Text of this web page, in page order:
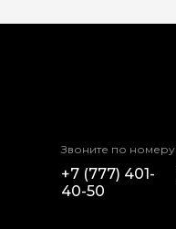
Звоните по номеру
+7 (777) 401-
40-50